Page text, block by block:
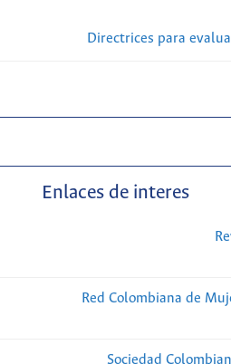
Directrices para
Enlaces de interes
Red Colombiana de
Sociedad